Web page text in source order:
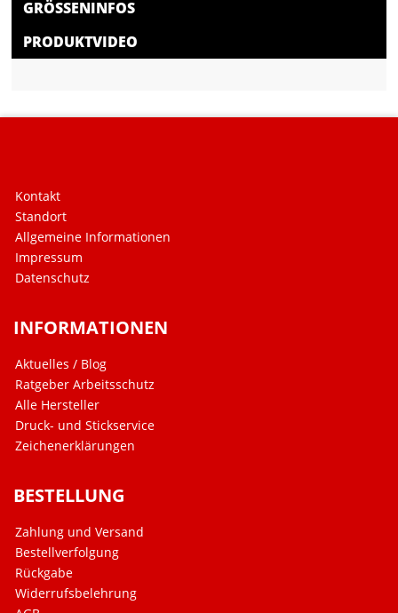
GRÖSSENINFOS
PRODUKTVIDEO
Kontakt
Standort
Allgemeine Informationen
Impressum
Datenschutz
INFORMATIONEN
Aktuelles / Blog
Ratgeber Arbeitsschutz
Alle Hersteller
Druck- und Stickservice
Zeichenerklärungen
BESTELLUNG
Zahlung und Versand
Bestellverfolgung
Rückgabe
Widerrufsbelehrung